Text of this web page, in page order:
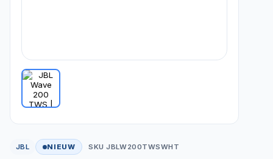
JBL NIEUW SKU JBLW200TWSWHT